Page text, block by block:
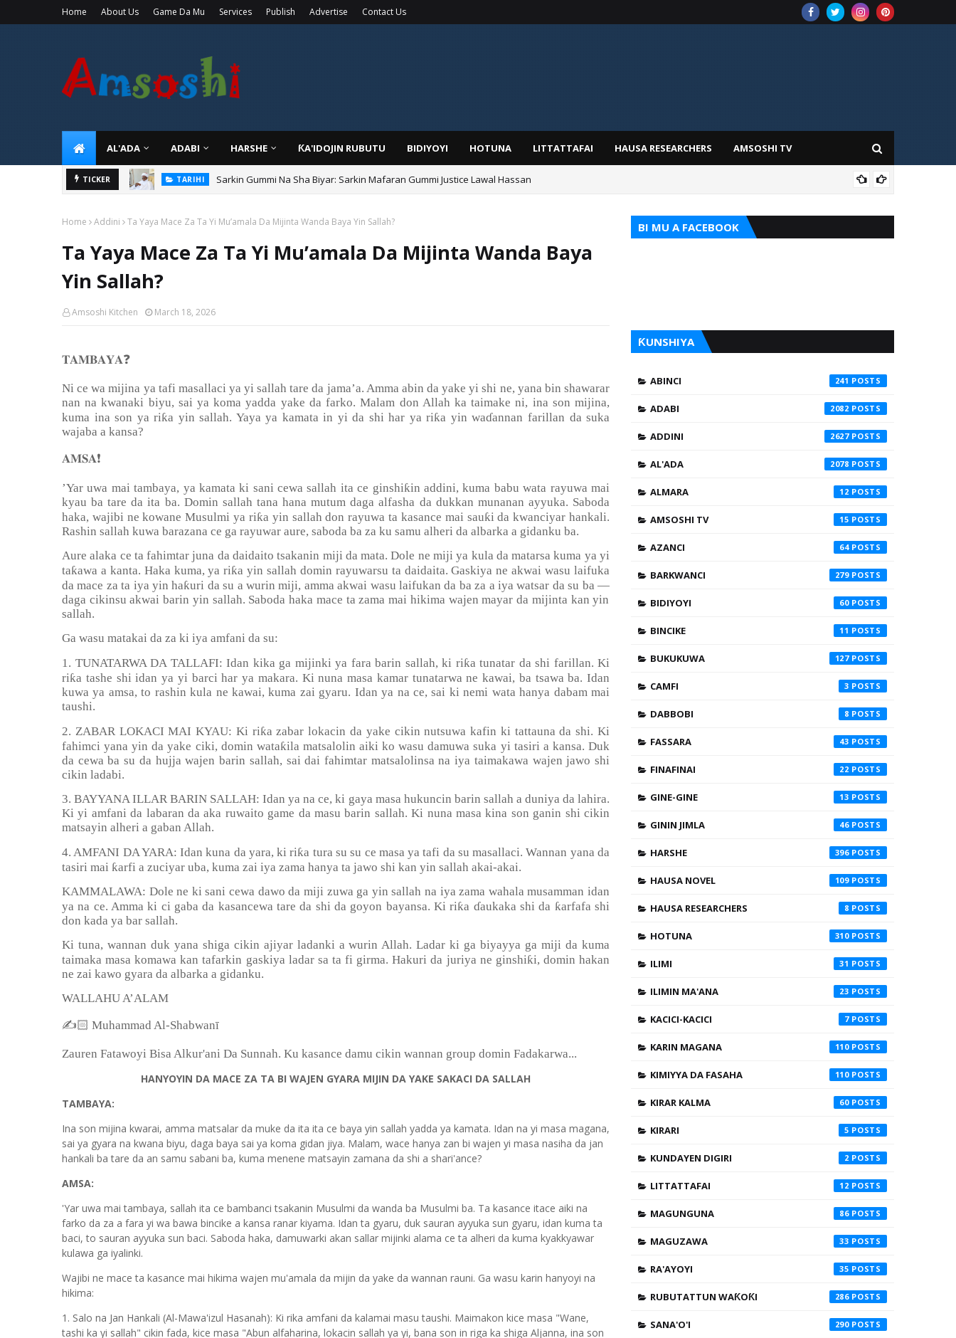
Home About Us Game Da Mu Services Publish Advertise Contact Us
AL'ADA ADABI HARSHE ƘA'IDOJIN RUBUTU BIDIYOYI HOTUNA LITTATTAFAI HAUSA RESEARCHERS AMSOSHI TV
TICKER TARIHI Danmadamin Sakkwato, Alhaji, Barista Hwanarabul Usman Usman Kure Bungudu
Home Addini Ta Yaya Mace Za Ta Yi Mu’amala Da Mijinta Wanda Baya Yin Sallah?
Ta Yaya Mace Za Ta Yi Mu’amala Da Mijinta Wanda Baya
Yin Sallah?
Amsoshi Kitchen March 18, 2026
𝐓𝐀𝐌𝐁𝐀𝐘𝐀❓
Ni ce wa mijina ya tafi masallaci ya yi sallah tare da jama’a. Amma abin da yake yi shi ne, yana bin shawarar
nan na kwanaki biyu, sai ya koma yadda yake da farko. Malam don Allah ka taimake ni, ina son mijina,
kuma ina son ya riƙa yin sallah. Yaya ya kamata in yi da shi har ya riƙa yin waɗannan farillan da suka
wajaba a kansa?
𝐀𝐌𝐒𝐀❗
’Yar uwa mai tambaya, ya kamata ki sani cewa sallah ita ce ginshiƙin addini, kuma babu wata rayuwa mai
kyau ba tare da ita ba. Domin sallah tana hana mutum daga alfasha da dukkan munanan ayyuka. Saboda
haka, wajibi ne kowane Musulmi ya riƙa yin sallah don rayuwa ta kasance mai sauƙi da kwanciyar hankali.
Rashin sallah kuwa barazana ce ga rayuwar aure, saboda ba za ku samu alheri da albarka a gidanku ba.
Aure alaka ce ta fahimtar juna da daidaito tsakanin miji da mata. Dole ne miji ya kula da matarsa kuma ya yi
taƙawa a kanta. Haka kuma, ya riƙa yin sallah domin rayuwarsu ta daidaita. Gaskiya ne akwai wasu laifuka
da mace za ta iya yin haƙuri da su a wurin miji, amma akwai wasu laifukan da ba za a iya watsar da su ba—
daga cikinsu akwai barin yin sallah. Saboda haka mace ta zama mai hikima wajen mayar da mijinta kan yin
sallah.
Ga wasu matakai da za ki iya amfani da su:
1. TUNATARWA DA TALLAFI: Idan kika ga mijinki ya fara barin sallah, ki riƙa tunatar da shi farillan. Ki
riƙa tashe shi idan ya yi barci har ya makara. Ki nuna masa kamar tunatarwa ne kawai, ba tsawa ba. Idan
kuwa ya amsa, to rashin kula ne kawai, kuma zai gyaru. Idan ya na ce, sai ki nemi wata hanya dabam mai
taushi.
2. ZABAR LOKACI MAI KYAU: Ki riƙa zabar lokacin da yake cikin nutsuwa kafin ki tattauna da shi. Ki
fahimci yana yin da yake ciki, domin wataƙila matsalolin aiki ko wasu damuwa suka yi tasiri a kansa. Duk
da cewa ba su da hujja wajen barin sallah, sai dai fahimtar matsalolinsa na iya taimakawa wajen jawo shi
cikin ladabi.
3. BAYYANA ILLAR BARIN SALLAH: Idan ya na ce, ki gaya masa hukuncin barin sallah a duniya da lahira.
Ki yi amfani da labaran da aka ruwaito game da masu barin sallah. Ki nuna masa kina son ganin shi cikin
matsayin alheri a gaban Allah.
4. AMFANI DA YARA: Idan kuna da yara, ki riƙa tura su su ce masa ya tafi da su masallaci. Wannan yana da
tasiri mai ƙarfi a zuciyar uba, kuma zai iya zama hanya ta jawo shi kan yin sallah akai-akai.
KAMMALAWA: Dole ne ki sani cewa dawo da miji zuwa ga yin sallah na iya zama wahala musamman idan
ya na ce. Amma ki ci gaba da kasancewa tare da shi da goyon bayansa. Ki riƙa ɗaukaka shi da ƙarfafa shi
don kada ya bar sallah.
Ki tuna, wannan duk yana shiga cikin ajiyar ladanki a wurin Allah. Ladar ki ga biyayya ga miji da kuma
taimaka masa komawa kan tafarkin gaskiya ladar sa ta fi girma. Hakuri da juriya ne ginshiƙi, domin hakan
ne zai kawo gyara da albarka a gidanku.
WALLAHU A’ALAM
✍🏻 Muhammad Al-Shabwanī
Zauren Fatawoyi Bisa Alkur'ani Da Sunnah. Ku kasance damu cikin wannan group domin Fadakarwa...
HANYOYIN DA MACE ZA TA BI WAJEN GYARA MIJIN DA YAKE SAKACI DA SALLAH
TAMBAYA:
Ina son mijina kwarai, amma matsalar da muke da ita ita ce baya yin sallah yadda ya kamata. Idan na yi masa magana,
sai ya gyara na kwana biyu, daga baya sai ya koma gidan jiya. Malam, wace hanya zan bi wajen yi masa nasiha da jan
hankali ba tare da an samu sabani ba, kuma menene matsayin zamana da shi a shari'ance?
AMSA:
'Yar uwa mai tambaya, sallah ita ce bambanci tsakanin Musulmi da wanda ba Musulmi ba. Ta kasance itace aiki na
farko da za a fara yi wa bawa bincike a kansa ranar kiyama. Idan ta gyaru, duk sauran ayyuka sun gyaru, idan kuma ta
baci, to sauran ayyuka sun baci. Saboda haka, damuwarki akan sallar mijinki alama ce ta alheri da kuma kyakkyawar
kulawa ga iyalinki.
Wajibi ne mace ta kasance mai hikima wajen mu'amala da mijin da yake da wannan rauni. Ga wasu karin hanyoyi na
hikima:
1. Salo na Jan Hankali (Al-Mawa'izul Hasanah): Ki rika amfani da kalamai masu taushi. Maimakon kice masa "Wane,
tashi ka yi sallah" cikin fada, kice masa "Abun alfaharina, lokacin sallah ya yi, bana son in riga ka shiga Aljanna, ina son
BI MU A FACEBOOK
ƘUNSHIYA
ABINCI 241
ADABI 2082
ADDINI 2627
AL'ADA 2078
ALMARA 12
AMSOSHI TV 15
AZANCI 64
BARKWANCI 279
BIDIYOYI 60
BINCIKE 11
BUKUKUWA 127
CAMFI 3
DABBOBI 8
FASSARA 43
FINAFINAI 22
GINE-GINE 13
GININ JIMLA 46
HARSHE 396
HAUSA NOVEL 109
HAUSA RESEARCHERS 8
HOTUNA 310
ILIMI 31
ILIMIN MA'ANA 23
KACICI-KACICI 7
KARIN MAGANA 110
KIMIYYA DA FASAHA 110
KIRAR KALMA 60
KIRARI 5
KUNDAYEN DIGIRI 2
LITTATTAFAI 12
MAGUNGUNA 86
MAGUZAWA 33
RA'AYOYI 35
RUBUTATTUN WAƘOƘI 286
SANA'O'I 290